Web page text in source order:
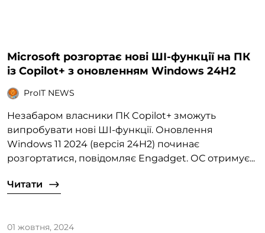
Microsoft розгортає нові ШІ-функції на ПК
із Copilot+ з оновленням Windows 24H2
ProIT NEWS
Незабаром власники ПК Copilot+ зможуть
випробувати нові ШІ-функції. Оновлення
Windows 11 2024 (версія 24H2) починає
розгортатися, повідомляє Engadget. ОС отримує...
Читати
01 жовтня, 2024